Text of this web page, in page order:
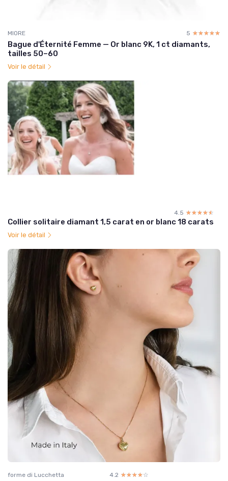
MIORE 5 ☆☆☆☆☆
★★★★★
Bague d'Éternité Femme — Or blanc 9K, 1 ct diamants,
tailles 50–60
Voir le détail
4.5 ☆☆☆☆☆
★★★★★
Collier solitaire diamant 1,5 carat en or blanc 18 carats
Voir le détail
forme di Lucchetta 4.2 ☆☆☆☆☆
★★★★★